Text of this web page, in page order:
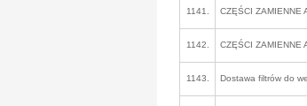
1141. CZĘŚCI ZAMIENNE
1142. CZĘŚCI ZAMIENNE
1143. Dostawa filtrów do